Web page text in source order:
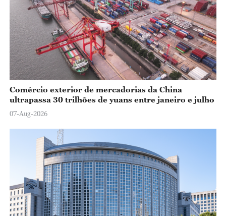
Comércio exterior de mercadorias da China
ultrapassa 30 trilhões de yuans entre janeiro e julho
07-Aug-2026